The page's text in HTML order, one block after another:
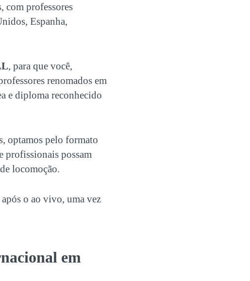
com professores
Espanha,
, para que você,
renomados em
e diploma reconhecido
optamos pelo formato
profissionais possam
locomoção.
o ao vivo, uma vez
em